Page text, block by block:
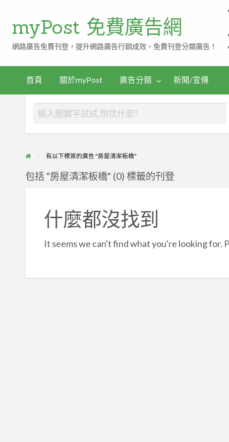
myPost 免費廣告網
網路廣告免費刊登，提升網路廣告行銷成效，免費刊登分類廣告！
首頁 關於myPost 廣告分類 新聞/宣傳
有以下標簽的廣告 "房屋清潔板橋"
包括 "房屋清潔板橋" (0) 標籤的刊登
什麼都沒找到
It seems we can't find what you're looking for.